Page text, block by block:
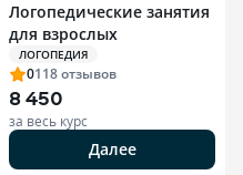
Логопедические занятия
для взрослых
ЛОГОПЕДИЯ
0118отзывов
8 450
за весь курс
Далее